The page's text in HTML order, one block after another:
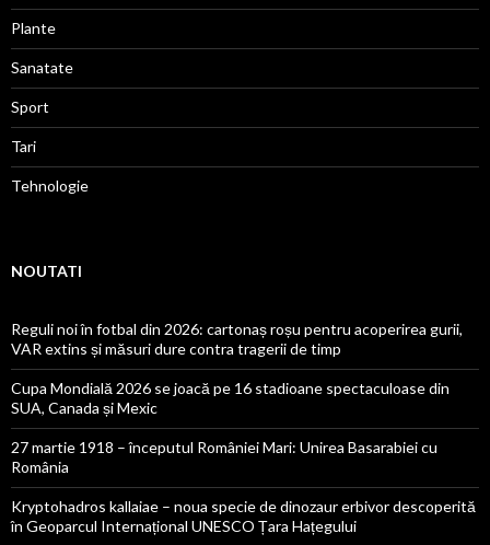
Plante
Sanatate
Sport
Tari
Tehnologie
NOUTATI
Reguli noi în fotbal din 2026: cartonaș roșu pentru acoperirea gurii,
VAR extins și măsuri dure contra tragerii de timp
Cupa Mondială 2026 se joacă pe 16 stadioane spectaculoase din
SUA, Canada și Mexic
27 martie 1918 – începutul României Mari: Unirea Basarabiei cu
România
Kryptohadros kallaiae – noua specie de dinozaur erbivor descoperită
în Geoparcul Internațional UNESCO Țara Hațegului